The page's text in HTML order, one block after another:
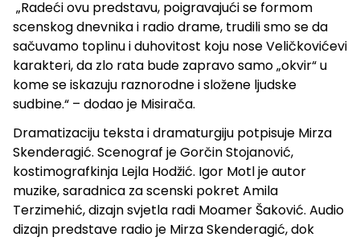
„Radeći ovu predstavu, poigravajući se formom
scenskog dnevnika i radio drame, trudili smo se da
sačuvamo toplinu i duhovitost koju nose Veličkovićevi
karakteri, da zlo rata bude zapravo samo „okvir“ u
kome se iskazuju raznorodne i složene ljudske
sudbine.“ – dodao je Misirača.
Dramatizaciju teksta i dramaturgiju potpisuje Mirza
Skenderagić. Scenograf je Gorčin Stojanović,
kostimografkinja Lejla Hodžić. Igor Motl je autor
muzike, saradnica za scenski pokret Amila
Terzimehić, dizajn svjetla radi Moamer Šaković. Audio
dizajn predstave radio je Mirza Skenderagić, dok